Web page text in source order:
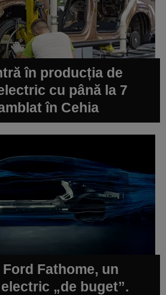
în producția de
cu până la 7
în Cehia
Fathome, un
„de buget”.